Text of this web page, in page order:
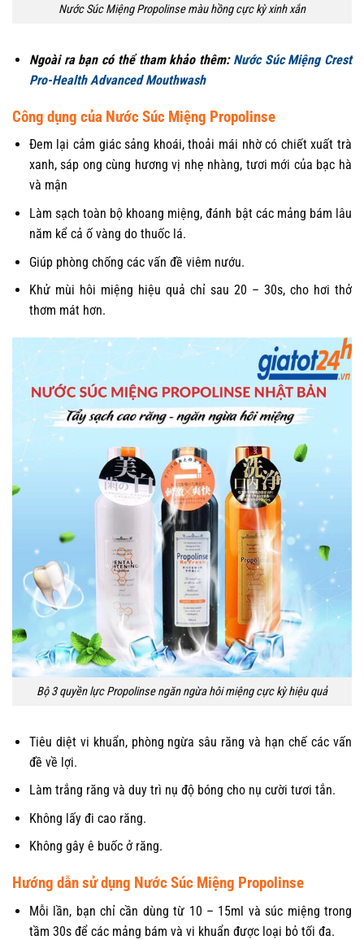
Nước Súc Miệng Propolinse màu hồng cực kỳ xinh xắn
Ngoài ra bạn có thể tham khảo thêm: Nước Súc Miệng Crest
Pro-Health Advanced Mouthwash
Công dụng của Nước Súc Miệng Propolinse
Đem lại cảm giác sảng khoái, thoải mái nhờ có chiết xuất trà
xanh, sáp ong cùng hương vị nhẹ nhàng, tươi mới của bạc hà
và mận
Làm sạch toàn bộ khoang miệng, đánh bật các mảng bám lâu
năm kể cả ố vàng do thuốc lá.
Giúp phòng chống các vấn đề viêm nướu.
Khử mùi hôi miệng hiệu quả chỉ sau 20 – 30s, cho hơi thở
thơm mát hơn.
Bộ 3 quyền lực Propolinse ngăn ngừa hôi miệng cực kỳ hiệu quả
Tiêu diệt vi khuẩn, phòng ngừa sâu răng và hạn chế các vấn
đề về lợi.
Làm trắng răng và duy trì nụ độ bóng cho nụ cười tươi tắn.
Không lấy đi cao răng.
Không gây ê buốc ở răng.
Hướng dẫn sử dụng Nước Súc Miệng Propolinse
Mỗi lần, bạn chỉ cần dùng từ 10 – 15ml và súc miệng trong
tầm 30s để các mảng bám và vi khuẩn được loại bỏ tối đa.